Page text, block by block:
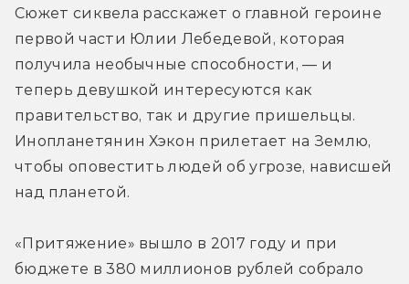
Сюжет сиквела расскажет о главной героине
первой части Юлии Лебедевой, которая
получила необычные способности, — и
теперь девушкой интересуются как
правительство, так и другие пришельцы.
Инопланетянин Хэкон прилетает на Землю,
чтобы оповестить людей об угрозе, нависшей
над планетой.
«Притяжение» вышло в 2017 году и при
бюджете в 380 миллионов рублей собрало